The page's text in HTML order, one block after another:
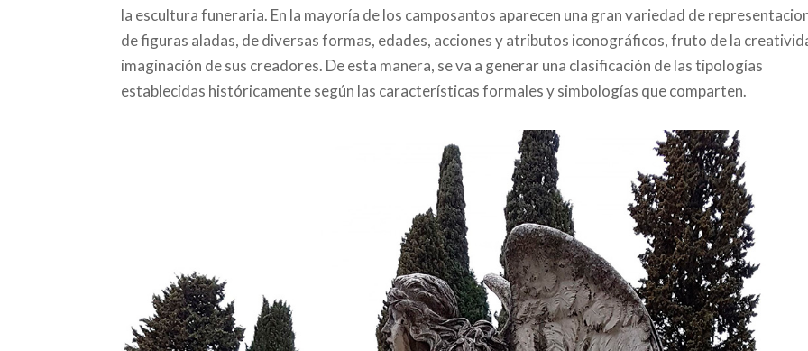
la escultura funeraria. En la mayoría de los camposantos aparecen una gran variedad de
de figuras aladas, de diversas formas, edades, acciones y atributos iconográficos, fruto de la
imaginación de sus creadores. De esta manera, se va a generar una clasificación de las tipologías
establecidas históricamente según las características formales y simbologías que comparten.